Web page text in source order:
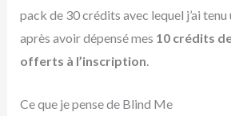
pack de 30 crédits avec lequel j’ai
après avoir dépensé mes 10 crédits
offerts à l’inscription
Ce que je pense de Blind Me